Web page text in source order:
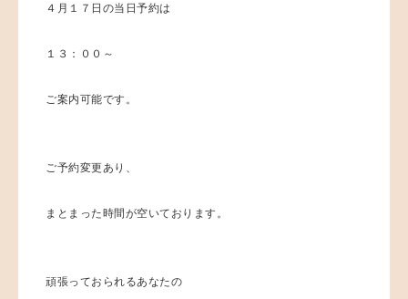
４月１７日の当日予約は
１３：００～
ご案内可能です。
ご予約変更あり、
まとまった時間が空いております。
頑張っておられるあなたの